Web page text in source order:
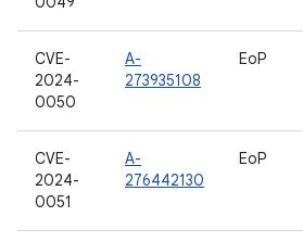
CVE-
2024-
0050
A-
273935108
EoP
CVE-
2024-
0051
A-
276442130
EoP